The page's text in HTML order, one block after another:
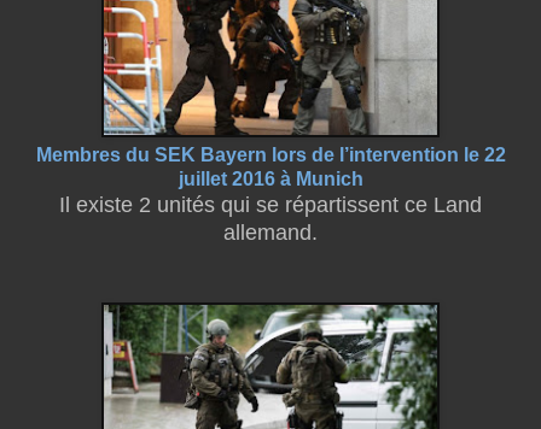
Membres du SEK Bayern lorsde l’intervention le 22
juillet 2016 à Munich
Il existe 2 unités qui se répartissent ce Land
allemand.